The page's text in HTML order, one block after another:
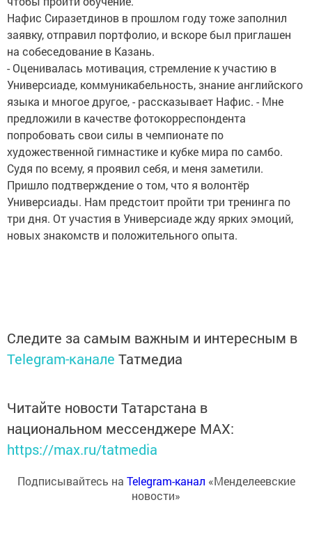
Нафис Сиразетдинов в прошлом году тоже заполнил
заявку, отправил портфолио, и вскоре был приглашен
на собеседование в Казань.
- Оценивалась мотивация, стремление к участию в
Универсиаде, коммуникабельность, знание английского
языка и многое другое, - рассказывает Нафис. - Мне
предложили в качестве фотокорреспондента
попробовать свои силы в чемпионате по
художественной гимнастике и кубке мира по самбо.
Судя по всему, я проявил себя, и меня заметили.
Пришло подтверждение о том, что я волонтёр
Универсиады. Нам предстоит пройти три тренинга по
три дня. От участия в Универсиаде жду ярких эмоций,
новых знакомств и положительного опыта.
Следите за самым важным и интересным в
Telegram-канале Татмедиа
Читайте новости Татарстана в
национальном мессенджере MАХ:
https://max.ru/tatmedia
Подписывайтесь на Telegram-канал «Менделеевские
новости»